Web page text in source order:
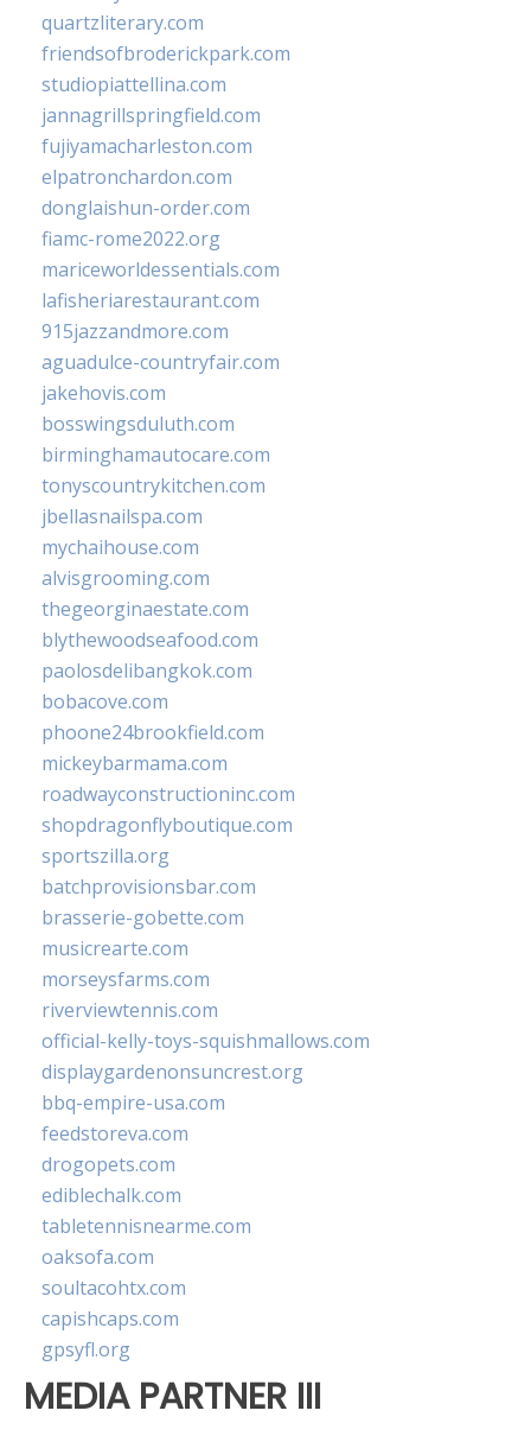
quartzliterary.com
friendsofbroderickpark.com
studiopiattellina.com
jannagrillspringfield.com
fujiyamacharleston.com
elpatronchardon.com
donglaishun-order.com
fiamc-rome2022.org
mariceworldessentials.com
lafisheriarestaurant.com
915jazzandmore.com
aguadulce-countryfair.com
jakehovis.com
bosswingsduluth.com
birminghamautocare.com
tonyscountrykitchen.com
jbellasnailspa.com
mychaihouse.com
alvisgrooming.com
thegeorginaestate.com
blythewoodseafood.com
paolosdelibangkok.com
bobacove.com
phoone24brookfield.com
mickeybarmama.com
roadwayconstructioninc.com
shopdragonflyboutique.com
sportszilla.org
batchprovisionsbar.com
brasserie-gobette.com
musicrearte.com
morseysfarms.com
riverviewtennis.com
official-kelly-toys-squishmallows.com
displaygardenonsuncrest.org
bbq-empire-usa.com
feedstoreva.com
drogopets.com
ediblechalk.com
tabletennisnearme.com
oaksofa.com
soultacohtx.com
capishcaps.com
gpsyfl.org
MEDIA PARTNER III